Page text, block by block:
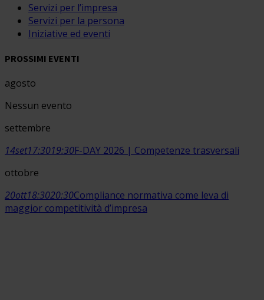
Servizi per l’impresa
Servizi per la persona
Iniziative ed eventi
PROSSIMI EVENTI
agosto
Nessun evento
settembre
14set17:3019:30F-DAY 2026 | Competenze trasversali
ottobre
20ott18:3020:30Compliance normativa come leva di
maggior competitività d’impresa